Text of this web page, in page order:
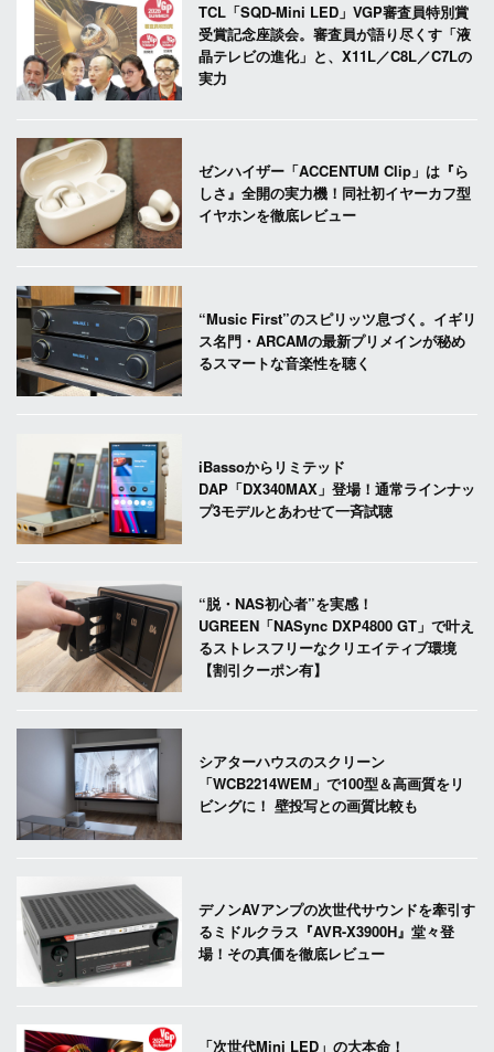
TCL「SQD-Mini LED」VGP審査員特別賞
受賞記念座談会。審査員が語り尽くす「液
晶テレビの進化」と、X11L／C8L／C7Lの
実力
ゼンハイザー「ACCENTUM Clip」は『ら
しさ』全開の実力機！同社初イヤーカフ型
イヤホンを徹底レビュー
“Music First”のスピリッツ息づく。イギリ
ス名門・ARCAMの最新プリメインが秘め
るスマートな音楽性を聴く
iBassoからリミテッド
DAP「DX340MAX」登場！通常ラインナッ
プ3モデルとあわせて一斉試聴
“脱・NAS初心者”を実感！
UGREEN「NASync DXP4800 GT」で叶え
るストレスフリーなクリエイティブ環境
【割引クーポン有】
シアターハウスのスクリーン
「WCB2214WEM」で100型＆高画質をリ
ビングに！ 壁投写との画質比較も
デノンAVアンプの次世代サウンドを牽引す
るミドルクラス『AVR-X3900H』堂々登
場！その真価を徹底レビュー
「次世代Mini LED」の大本命！